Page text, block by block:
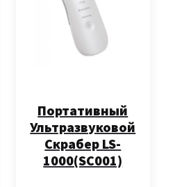
Портативный
Ультразвуковой
Скрабер LS-
1000(SC001)